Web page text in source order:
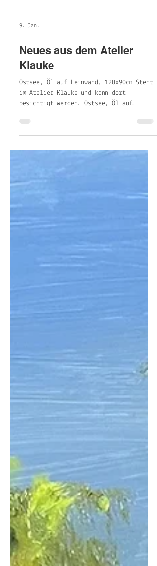
9. Jan.
Neues aus dem Atelier
Klauke
Ostsee, Öl auf Leinwand, 120x90cm Steht
im Atelier Klauke und kann dort